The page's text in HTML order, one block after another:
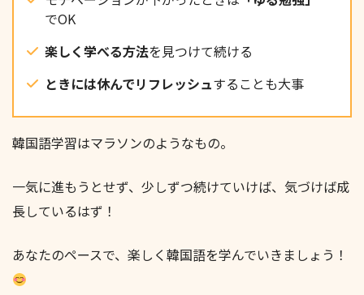
でOK
楽しく学べる方法を見つけて続ける
ときには休んでリフレッシュすることも大事
韓国語学習はマラソンのようなもの。
一気に進もうとせず、少しずつ続けていけば、気づけば成
長しているはず！
あなたのペースで、楽しく韓国語を学んでいきましょう！